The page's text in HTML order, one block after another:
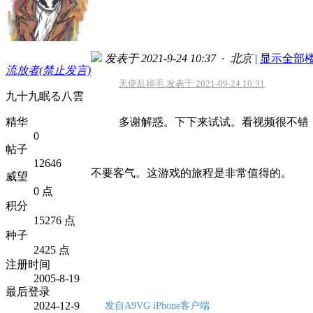
流放者(禁止发言)
九十九眠る八雲
精华
0
帖子
12646
威望
0 点
积分
15276 点
种子
2425 点
注册时间
2005-8-19
最后登录
2024-12-9
发表于 2021-9-24 10:37 · 北京 | 显示全部
天使乱掉毛 发表于 2021-09-24 10:31
多谢解惑。下下来试试。看视频很不错
不要客气。这游戏的旅程是非常值得的。
发自A9VG iPhone客户端